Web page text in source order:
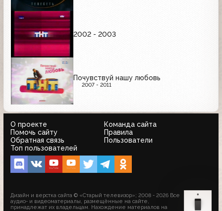
2002 - 2003
Почувствуй нашу любовь
2007 - 2011
О проекте
Команда сайта
Помочь сайту
Правила
Обратная связь
Пользователи
Топ пользователей
Дизайн и верстка сайта © «Старый телевизор»; 2008 - 2026 Все
аудио- и видеоматериалы, размещённые на сайте,
принадлежат их владельцам. Нахождение материалов на